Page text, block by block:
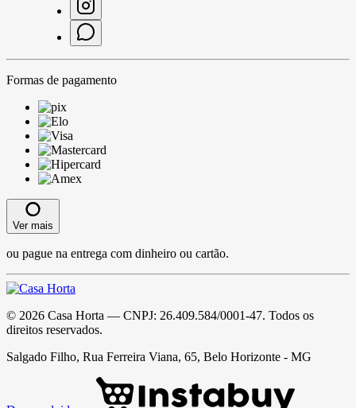
Formas de pagamento
Ver mais
ou pague na entrega com dinheiro ou cartão.
© 2026 Casa Horta — CNPJ: 26.409.584/0001-47. Todos os
direitos reservados.
Salgado Filho, Rua Ferreira Viana, 65, Belo Horizonte - MG